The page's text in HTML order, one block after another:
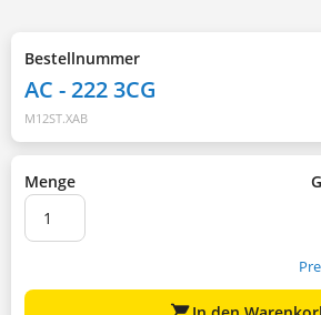
Bestellnummer
AC - 222 3CG
M12ST.XAB
Menge